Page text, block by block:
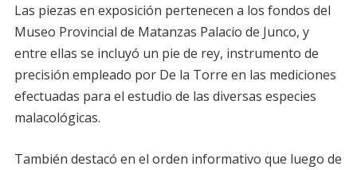
Las piezas en exposición pertenecen a los fondos del
Museo Provincial de Matanzas Palacio de Junco, y
entre ellas se incluyó un pie de rey, instrumento de
precisión empleado por De la Torre en las mediciones
efectuadas para el estudio de las diversas especies
malacológicas.
También destacó en el orden informativo que luego de